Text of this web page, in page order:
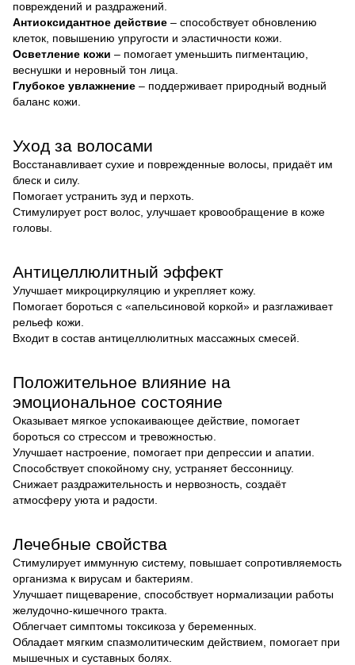
повреждений и раздражений.
Антиоксидантное действие – способствует обновлению
клеток, повышению упругости и эластичности кожи.
Осветление кожи – помогает уменьшить пигментацию,
веснушки и неровный тон лица.
Глубокое увлажнение – поддерживает природный водный
баланс кожи.
Уход за волосами
Восстанавливает сухие и поврежденные волосы, придаёт им
блеск и силу.
Помогает устранить зуд и перхоть.
Стимулирует рост волос, улучшает кровообращение в коже
головы.
Антицеллюлитный эффект
Улучшает микроциркуляцию и укрепляет кожу.
Помогает бороться с «апельсиновой коркой» и разглаживает
рельеф кожи.
Входит в состав антицеллюлитных массажных смесей.
Положительное влияние на
эмоциональное состояние
Оказывает мягкое успокаивающее действие, помогает
бороться со стрессом и тревожностью.
Улучшает настроение, помогает при депрессии и апатии.
Способствует спокойному сну, устраняет бессонницу.
Снижает раздражительность и нервозность, создаёт
атмосферу уюта и радости.
Лечебные свойства
Стимулирует иммунную систему, повышает сопротивляемость
организма к вирусам и бактериям.
Улучшает пищеварение, способствует нормализации работы
желудочно-кишечного тракта.
Облегчает симптомы токсикоза у беременных.
Обладает мягким спазмолитическим действием, помогает при
мышечных и суставных болях.